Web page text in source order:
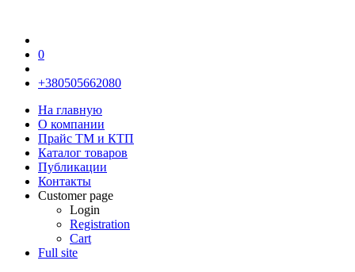
0
+380505662080
На главную
О компании
Прайс TM и КТП
Каталог товаров
Публикации
Контакты
Customer page
Login
Registration
Cart
Full site